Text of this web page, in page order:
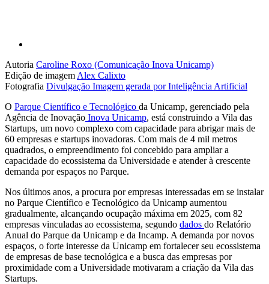
Autoria Caroline Roxo (Comunicação Inova Unicamp)
Edição de imagem Alex Calixto
Fotografia Divulgação Imagem gerada por Inteligência Artificial
O Parque Científico e Tecnológico da Unicamp, gerenciado pela
Agência de Inovação Inova Unicamp, está construindo a Vila das
Startups, um novo complexo com capacidade para abrigar mais de
60 empresas e startups inovadoras. Com mais de 4 mil metros
quadrados, o empreendimento foi concebido para ampliar a
capacidade do ecossistema da Universidade e atender à crescente
demanda por espaços no Parque.
Nos últimos anos, a procura por empresas interessadas em se instalar
no Parque Científico e Tecnológico da Unicamp aumentou
gradualmente, alcançando ocupação máxima em 2025, com 82
empresas vinculadas ao ecossistema, segundo dados do Relatório
Anual do Parque da Unicamp e da Incamp. A demanda por novos
espaços, o forte interesse da Unicamp em fortalecer seu ecossistema
de empresas de base tecnológica e a busca das empresas por
proximidade com a Universidade motivaram a criação da Vila das
Startups.